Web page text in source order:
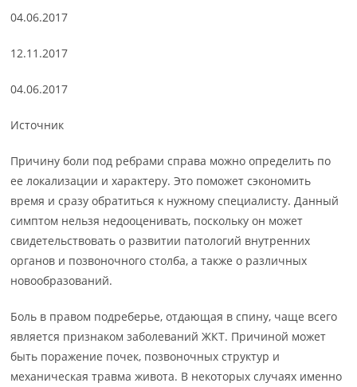
04.06.2017
12.11.2017
04.06.2017
Источник
Причину боли под ребрами справа можно определить по
ее локализации и характеру. Это поможет сэкономить
время и сразу обратиться к нужному специалисту. Данный
симптом нельзя недооценивать, поскольку он может
свидетельствовать о развитии патологий внутренних
органов и позвоночного столба, а также о различных
новообразований.
Боль в правом подреберье, отдающая в спину, чаще всего
является признаком заболеваний ЖКТ. Причиной может
быть поражение почек, позвоночных структур и
механическая травма живота. В некоторых случаях именно